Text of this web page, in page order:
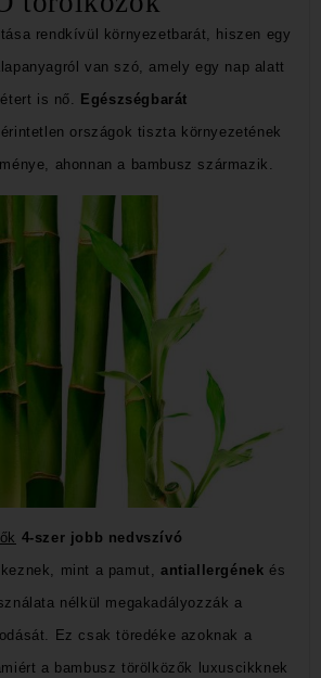
rendkívül környezetbarát, hiszen egy
van szó, amely egy nap alatt
is nő. Egészségbarát
érintetlen országok tiszta környezetének
ahonnan a bambusz származik.
4-szer jobb nedvszívó
mint a pamut,antiallergének és
nélkül megakadályozzák a
Ez csak töredéke azoknak a
a bambusz törölközők luxuscikknek